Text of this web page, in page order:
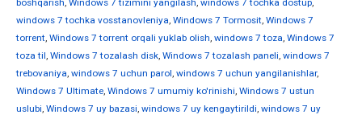
boshqarish, Windows 7 tizimini yangilash, windows 7 tochka dostup,
windows 7 tochka vosstanovleniya, Windows 7 Tormosit, Windows 7
torrent, Windows 7 torrent orqali yuklab olish, windows 7 toza, Windows 7
toza til, Windows 7 tozalash disk, Windows 7 tozalash paneli, windows 7
trebovaniya, windows 7 uchun parol, windows 7 uchun yangilanishlar,
Windows 7 Ultimate, Windows 7 umumiy ko'rinishi, Windows 7 ustun
uslubi, Windows 7 uy bazasi, windows 7 uy kengaytirildi, windows 7 uy